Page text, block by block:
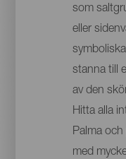
som
eller
stanna till
av den
Hitta alla
Palma
med